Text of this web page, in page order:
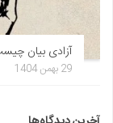
آزادی بیان
29 بهمن 1404